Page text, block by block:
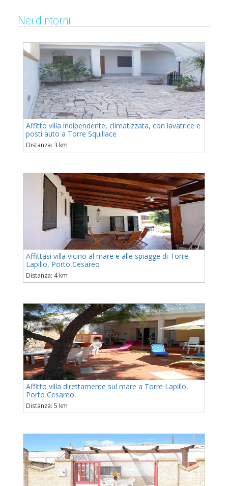
Nei dintorni
Affitto villa indipendente, climatizzata, con lavatrice e
posti auto a Torre Squillace
Distanza: 3 km
Affittasi villa vicino al mare e alle spiagge di Torre
Lapillo, Porto Cesareo
Distanza: 4 km
Affitto villa direttamente sul mare a Torre Lapillo,
Porto Cesareo
Distanza: 5 km